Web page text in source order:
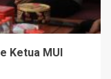
Ketua MUI